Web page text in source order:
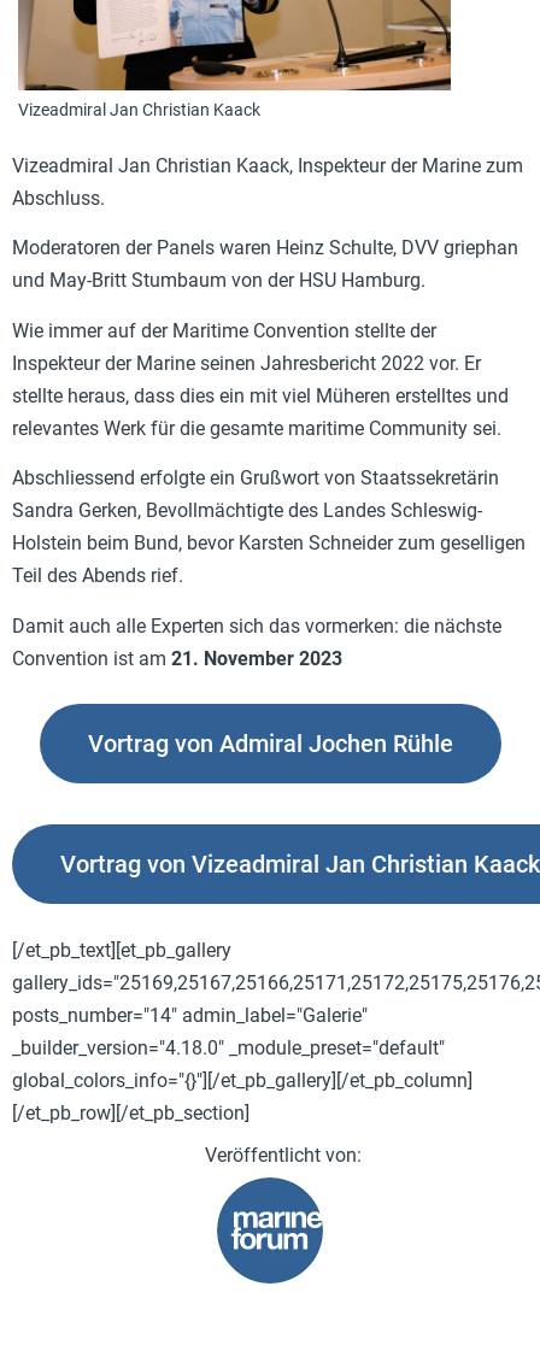
Vizeadmiral Jan Christian Kaack
Vizeadmiral Jan Christian Kaack, Inspekteur der Marine zum
Abschluss.
Moderatoren der Panels waren Heinz Schulte, DVV griephan
und May-Britt Stumbaum von der HSU Hamburg.
Wie immer auf der Maritime Convention stellte der
Inspekteur der Marine seinen Jahresbericht 2022 vor. Er
stellte heraus, dass dies ein mit viel Müheren erstelltes und
relevantes Werk für die gesamte maritime Community sei.
Abschliessend erfolgte ein Grußwort von Staatssekretärin
Sandra Gerken, Bevollmächtigte des Landes Schleswig-
Holstein beim Bund, bevor Karsten Schneiderzum geselligen
Teil des Abends rief.
Damit auch alle Experten sich das vormerken: die nächste
Convention ist am 21. November 2023
Vortrag von Admiral Jochen Rühle
Vortrag von Vizeadmiral Jan Christian Kaack
[/et_pb_text][et_pb_gallery
posts_number="14" admin_label="Galerie"
_builder_version="4.18.0" _module_preset="default"
global_colors_info="{}"][/et_pb_gallery][/et_pb_column]
[/et_pb_row][/et_pb_section]